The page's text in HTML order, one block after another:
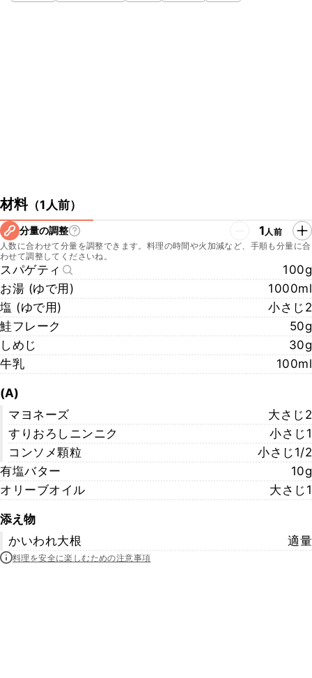
材料（1人前）
分量の調整 1人前
人数に合わせて分量を調整できます。料理の時間や火加減など、手順も分量に合
わせて調整してくださいね。
スパゲティ
100g
お湯 (ゆで用)
1000ml
塩 (ゆで用)
小さじ2
鮭フレーク
50g
しめじ
30g
牛乳
100ml
(A)
マヨネーズ
大さじ2
すりおろしニンニク
小さじ1
コンソメ顆粒
小さじ1/2
有塩バター
10g
オリーブオイル
大さじ1
添え物
かいわれ大根
適量
料理を安全に楽しむための注意事項